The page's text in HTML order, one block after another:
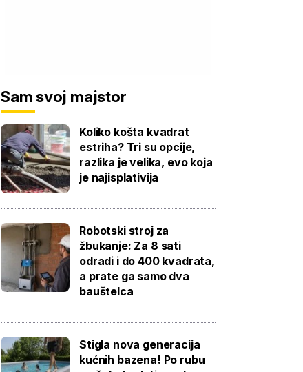
Sam svoj majstor
Koliko košta kvadrat
estriha? Tri su opcije,
razlika je velika, evo koja
je najisplativija
Robotski stroj za
žbukanje: Za 8 sati
odradi i do 400 kvadrata,
a prate ga samo dva
bauštelca
Stigla nova generacija
kućnih bazena! Po rubu